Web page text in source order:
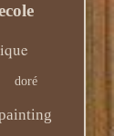
doré